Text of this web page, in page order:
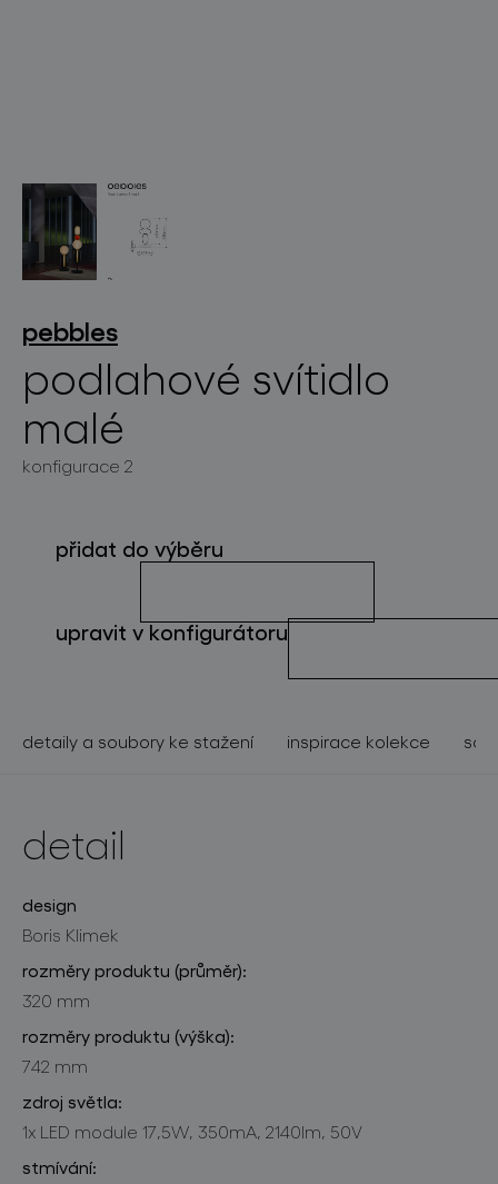
produkty
projekty
store locator
pebbles
podlahové svítidlo
malé
konfigurace 2
přidat do výběru
upravit v konfigurátoru
detaily a soubory ke stažení inspirace kolekce
detail
design
Boris Klimek
rozměry produktu (průměr):
320 mm
rozměry produktu (výška):
742 mm
zdroj světla:
1x LED module 17,5W, 350mA, 2140lm, 50V
stmívání: